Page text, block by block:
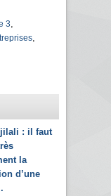
3
: il faut
la
d’une